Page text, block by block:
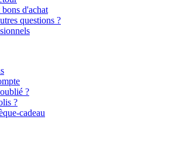
d'achat
questions ?
?
?
cadeau